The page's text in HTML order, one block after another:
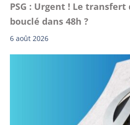
PSG : Urgent ! Le transfert
bouclé dans 48h ?
6 août 2026